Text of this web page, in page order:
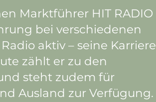
Marktführer HIT RADIO
bei verschiedenen
aktiv – seine Karriere
zählt er zu den
steht zudem für
Ausland zur Verfügung.